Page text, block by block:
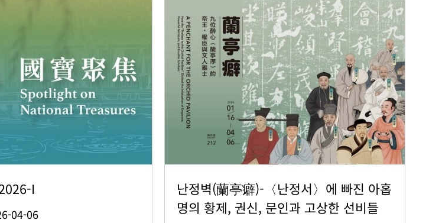
I
04-06
난정벽(蘭亭癖)-〈난정서〉에 빠진 아홉
명의 황제, 권신, 문인과 고상한 선비들